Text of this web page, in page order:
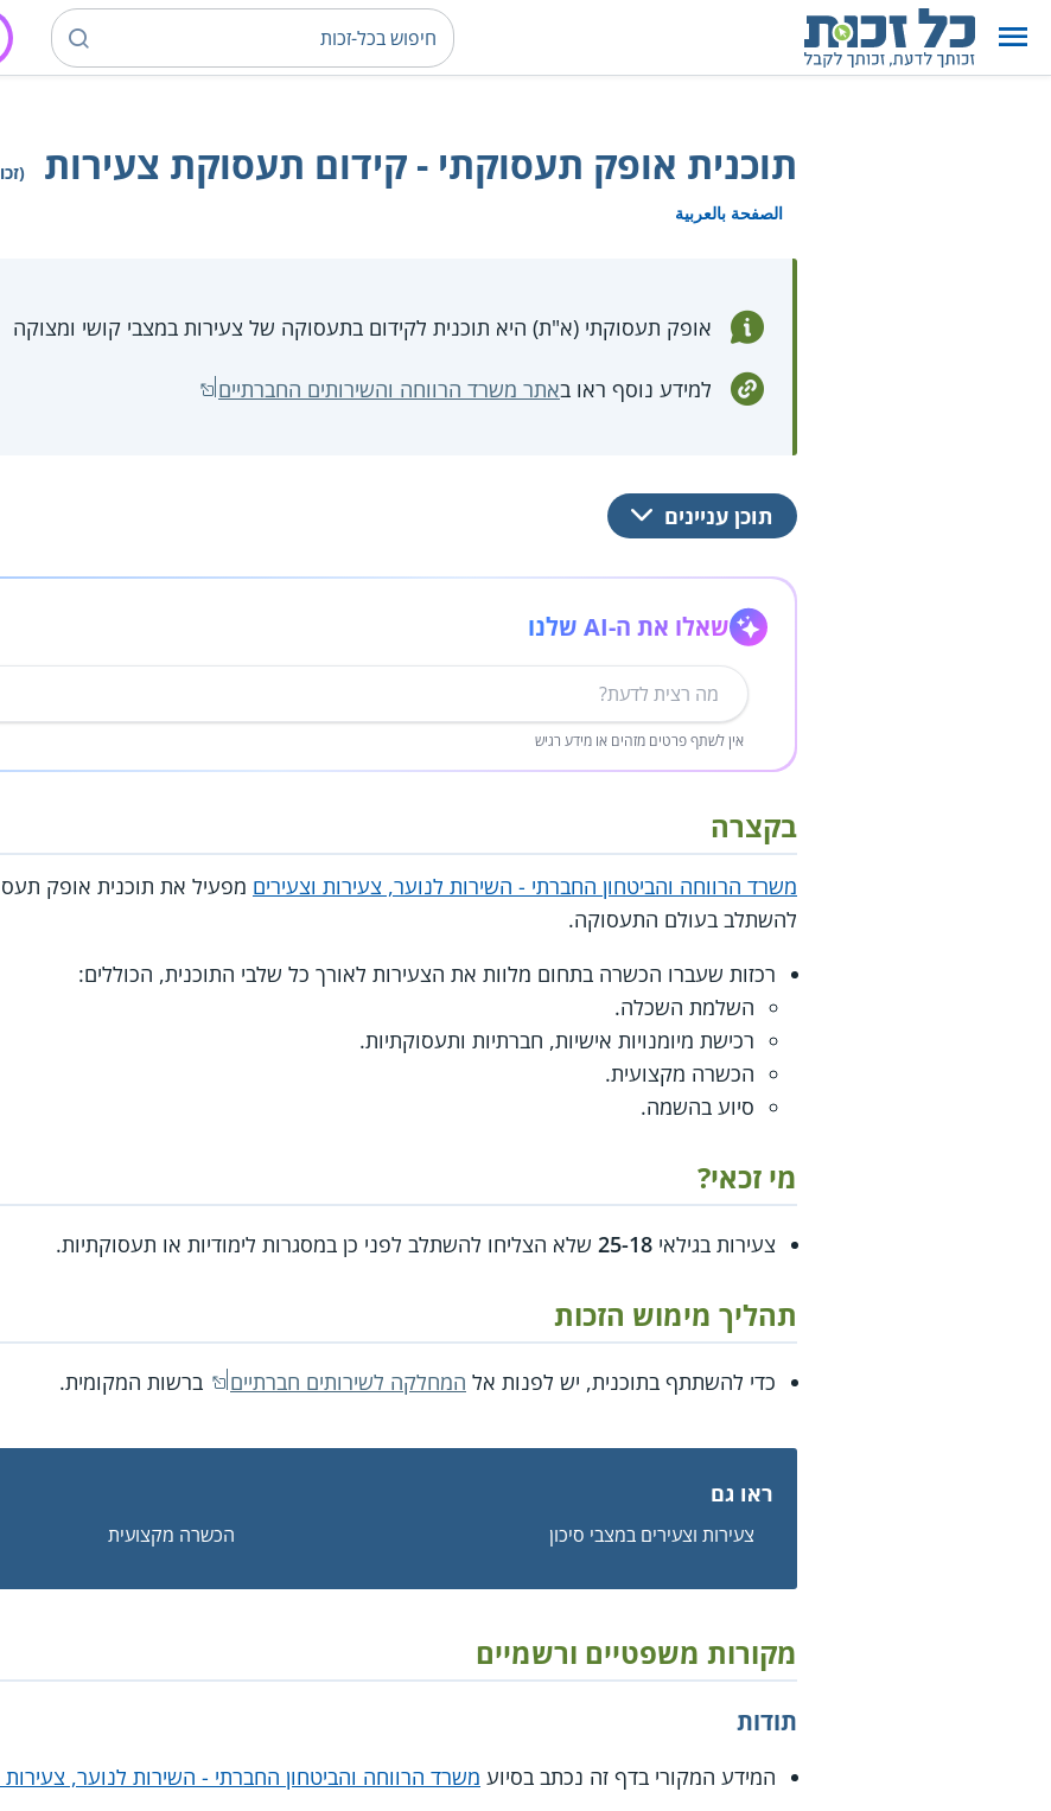
תוכנית אופק תעסוקתי - קידום תעסוקת צעירות
الصفحة بالعربية
אופק תעסוקתי (א"ת) היא תוכנית לקידום בתעסוקה של צעירות במצבי קושי ומצוקה
למידע נוסף ראו באתר משרד הרווחה והשירותים החברתיים
תוכן עניינים
שאלו את ה-AI שלנו
אין לשתף פרטים מזהים או מידע רגיש
בקצרה
משרד הרווחה והביטחון החברתי - השירות לנוער, צעירות וצעירים מפעיל את תוכנית אופק
להשתלב בעולם התעסוקה.
רכזות שעברו הכשרה בתחום מלוות את הצעירות לאורך כל שלבי התוכנית, הכוללים:
השלמת השכלה.
רכישת מיומנויות אישיות, חברתיות ותעסוקתיות.
הכשרה מקצועית.
סיוע בהשמה.
מי זכאי?
צעירות בגילאי 25-18 שלא הצליחו להשתלב לפני כן במסגרות לימודיות או תעסוקתיות.
תהליך מימוש הזכות
כדי להשתתף בתוכנית, יש לפנות אל המחלקה לשירותים חברתיים ברשות המקומית.
ראו גם
צעירות וצעירים במצבי סיכון הכשרה מקצועית
מקורות משפטיים ורשמיים
תודות
המידע המקורי בדף זה נכתב בסיוע משרד הרווחה והביטחון החברתי - השירות לנוער, צעירות